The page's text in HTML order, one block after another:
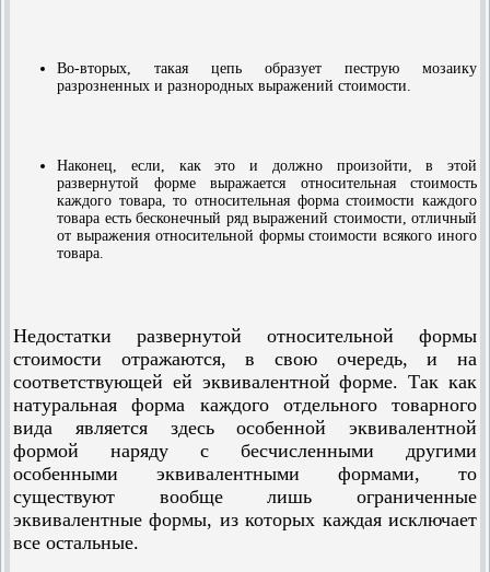
Во-вторых, такая цепь образует пеструю мозаику
разрозненных и разнородных выражений стоимости.
Наконец, если, как это и должно произойти, в этой
развернутой форме выражается относительная стоимость
каждого товара, то относительная форма стоимости каждого
товара есть бесконечный ряд выражений стоимости, отличный
от выражения относительной формы стоимости всякого иного
товара.
Недостатки развернутой относительной формы
стоимости отражаются, в свою очередь, и на
соответствующей ей эквивалентной форме. Так как
натуральная форма каждого отдельного товарного
вида является здесь особенной эквивалентной
формой наряду с бесчисленными другими
особенными эквивалентными формами, то
существуют вообще лишь ограниченные
эквивалентные формы, из которых каждая исключает
все остальные.